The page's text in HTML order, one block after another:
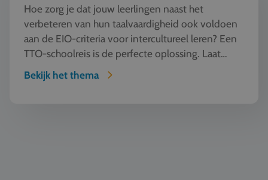
Hoe zorg je dat jouw leerlingen naast het
verbeteren van hun taalvaardigheid ook voldoen
aan de EIO-criteria voor intercultureel leren? Een
TTO-schoolreis is de perfecte oplossing. Laat
jouw l...
Bekijk het thema